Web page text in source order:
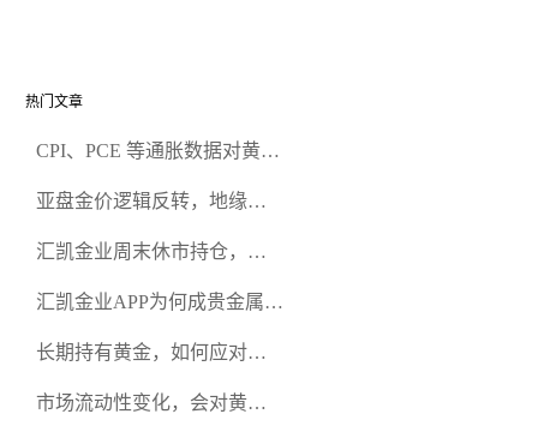
热门文章
CPI、PCE 等通胀数据对黄金
亚盘金价逻辑反转，地缘升
汇凯金业周末休市持仓，会
汇凯金业APP为何成贵金属交
长期持有黄金，如何应对中
市场流动性变化，会对黄金